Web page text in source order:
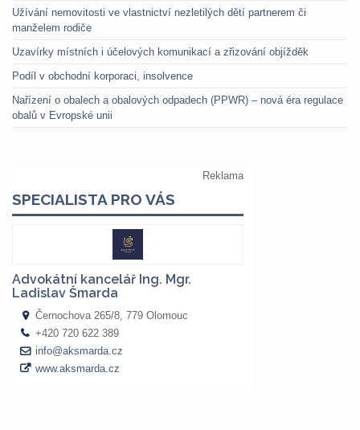
Užívání nemovitosti ve vlastnictví nezletilých dětí partnerem či
manželem rodiče
Uzavírky místních i účelových komunikací a zřizování objížděk
Podíl v obchodní korporaci, insolvence
Nařízení o obalech a obalových odpadech (PPWR) – nová éra regulace
obalů v Evropské unii